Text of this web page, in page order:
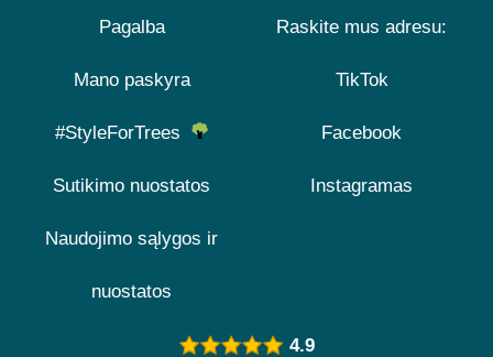
Pagalba
Mano paskyra
#StyleForTrees
Sutikimo nuostatos
Naudojimo sąlygos ir
nuostatos
Raskite mus adresu:
TikTok
Facebook
Instagramas
4.9